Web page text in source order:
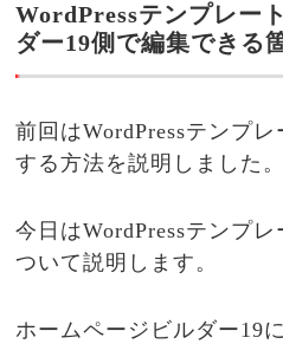
WordPressテンプレー
ダー19側で編集できる
前回はWordPressテンプ
する方法を説明しました。
今日はWordPressテンプ
ついて説明します。
ホームページビルダー19